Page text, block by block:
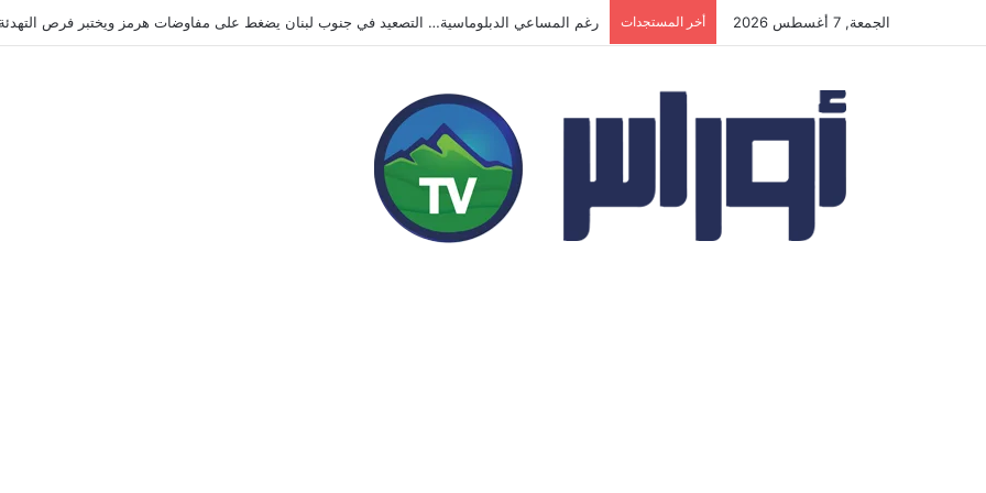
الجمعة, 7 أغسطس 2026 أخر المستجدات المسيّرات الأوكرانية تضرب محيط موسكو.. قتلى وجرحى وهجمات متبادلة تُبقي الحرب مفتوحة